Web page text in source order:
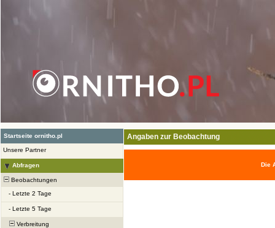
Startseite ornitho.pl
Unsere Partner
Abfragen
Beobachtungen
- Letzte 2 Tage
- Letzte 5 Tage
Verbreitung
Angaben zur Beobachtung
Die